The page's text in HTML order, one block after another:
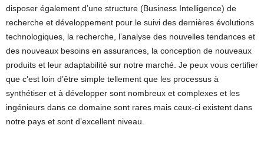
disposer également d’une structure (Business Intelligence) de
recherche et développement pour le suivi des dernières évolutions
technologiques, la recherche, l’analyse des nouvelles tendances et
des nouveaux besoins en assurances, la conception de nouveaux
produits et leur adaptabilité sur notre marché. Je peux vous certifier
que c’est loin d’être simple tellement que les processus à
synthétiser et à développer sont nombreux et complexes et les
ingénieurs dans ce domaine sont rares mais ceux-ci existent dans
notre pays et sont d’excellent niveau.